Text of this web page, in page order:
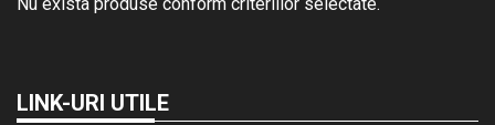
LINK-URI UTILE